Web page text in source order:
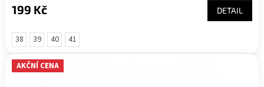
199 Kč DETAIL
38 39 40 41
AKČNÍ CENA